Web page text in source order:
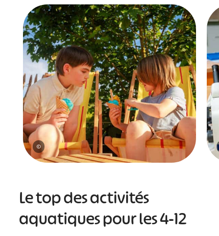
©
Le top des activités
aquatiques pour les 4-12